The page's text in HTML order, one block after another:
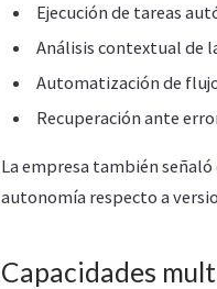
Ejecución de tareas
Análisis contextual de
Automatización de
Recuperación ante
La empresa también
autonomía respecto a
Capacidades